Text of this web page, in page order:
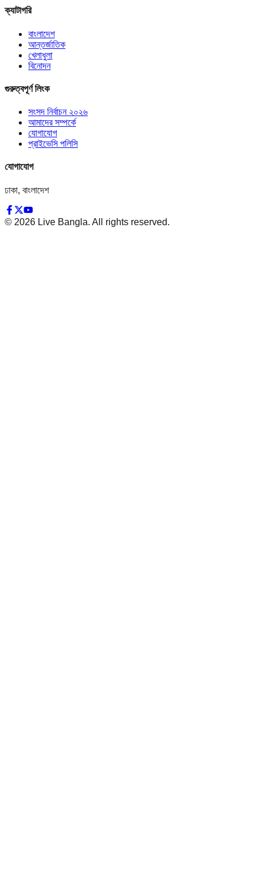
ক্যাটাগরি
বাংলাদেশ
আন্তর্জাতিক
খেলাধুলা
বিনোদন
গুরুত্বপূর্ণ লিংক
সংসদ নির্বাচন ২০২৬
আমাদের সম্পর্কে
যোগাযোগ
প্রাইভেসি পলিসি
যোগাযোগ
ঢাকা, বাংলাদেশ
© 2026 Live Bangla. All rights reserved.